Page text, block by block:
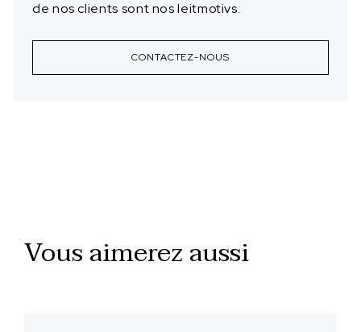
de nos clients sont nos leitmotivs.
CONTACTEZ-NOUS
Vous aimerez aussi